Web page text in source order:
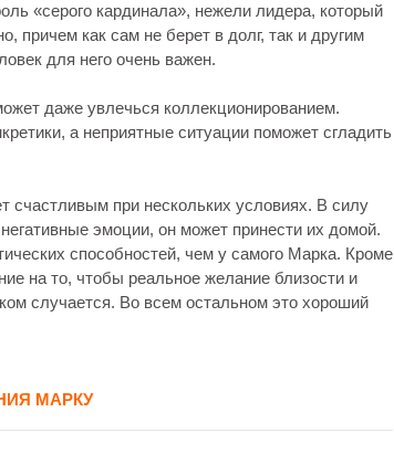
«серого кардинала», нежели лидера, который
причем как сам не берет в долг, так и другим
для него очень важен.
даже увлечься коллекционированием.
а неприятные ситуации поможет сгладить
счастливым при нескольких условиях. В силу
эмоции, он может принести их домой.
способностей, чем у самого Марка. Кроме
на то, чтобы реальное желание близости и
случается. Во всем остальном это хороший
МАРКУ